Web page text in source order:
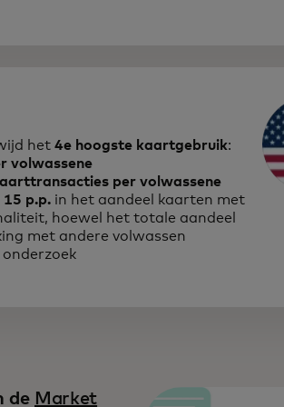
het 4e hoogste kaartgebruik:
volwassene
per volwassene
p.p. in het aandeel kaarten met
hoewel het totale aandeel
met andere volwassen
de Market